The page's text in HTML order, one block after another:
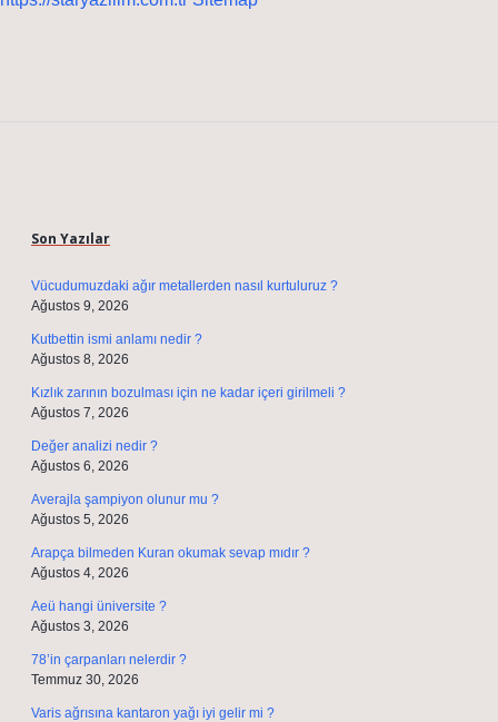
Son Yazılar
Vücudumuzdaki ağır metallerden nasıl kurtuluruz ?
Ağustos 9, 2026
Kutbettin ismi anlamı nedir ?
Ağustos 8, 2026
Kızlık zarının bozulması için ne kadar içeri girilmeli ?
Ağustos 7, 2026
Değer analizi nedir ?
Ağustos 6, 2026
Averajla şampiyon olunur mu ?
Ağustos 5, 2026
Arapça bilmeden Kuran okumak sevap mıdır ?
Ağustos 4, 2026
Aeü hangi üniversite ?
Ağustos 3, 2026
78’in çarpanları nelerdir ?
Temmuz 30, 2026
Varis ağrısına kantaron yağı iyi gelir mi ?